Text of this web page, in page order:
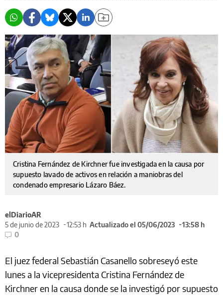
Cristina Fernández de Kirchner fue investigada en la causa por
supuesto lavado de activos en relación a maniobras del
condenado empresario Lázaro Báez.
elDiarioAR
5 de junio de 2023
12:53 h Actualizado el 05/06/2023
13:58 h
0
El juez federal Sebastián Casanello sobreseyó este
lunes a la vicepresidenta Cristina Fernández de
Kirchner en la causa donde se la investigó por supuesto